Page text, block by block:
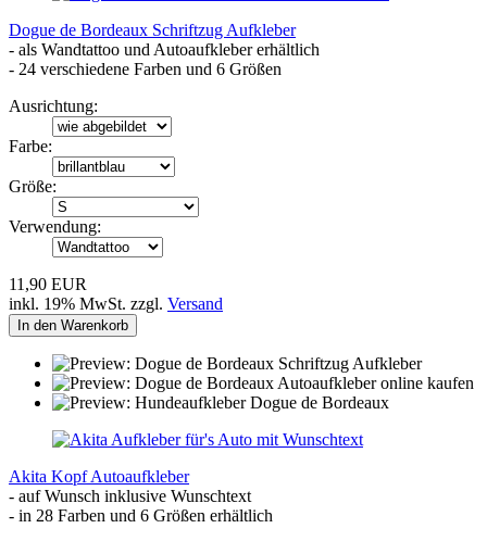
Dogue de Bordeaux Schriftzug Aufkleber
- als Wandtattoo und Autoaufkleber erhältlich
- 24 verschiedene Farben und 6 Größen
Ausrichtung:
Farbe:
Größe:
Verwendung:
11,90 EUR
inkl. 19% MwSt. zzgl. Versand
In den Warenkorb
Akita Kopf Autoaufkleber
- auf Wunsch inklusive Wunschtext
- in 28 Farben und 6 Größen erhältlich